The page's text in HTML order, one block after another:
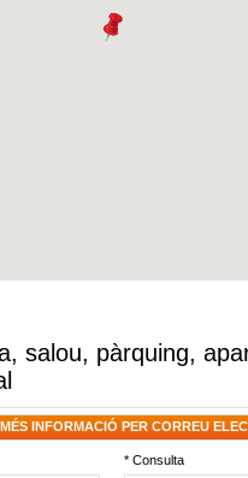
, salou, pàrquing,
INFORMACIÓ PER CORREU
* Consulta